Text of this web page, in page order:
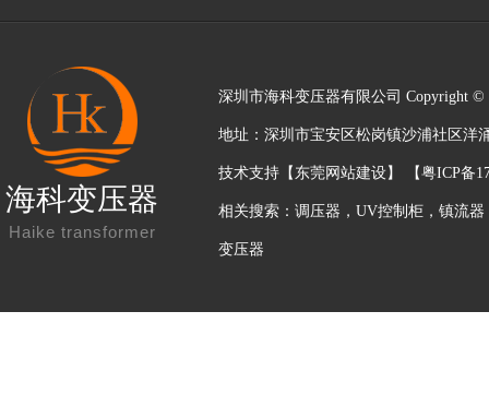
海科变压器
Haike transformer
深圳市海科变压器有限公司 Copyright ©
地址：深圳市宝安区松岗镇沙浦社区洋
技术支持【 东莞网站建设】 【粤ICP备
相关搜索： 调压器 ， UV控制柜 ， 镇流器
变压器